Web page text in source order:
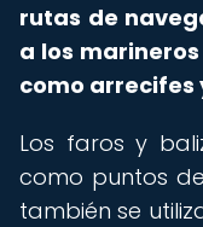
rutas de
a los
como arrecifes
Los faros y
como puntos
también se